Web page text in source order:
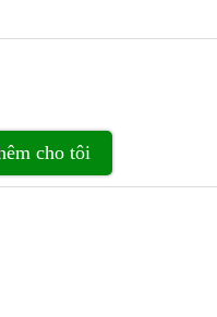
cho tôi